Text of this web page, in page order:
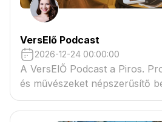
VersElő Podcast
2026-12-24 00:00:00
A VersElŐ Podcast a Piros.
és művészeket népszerűsítő